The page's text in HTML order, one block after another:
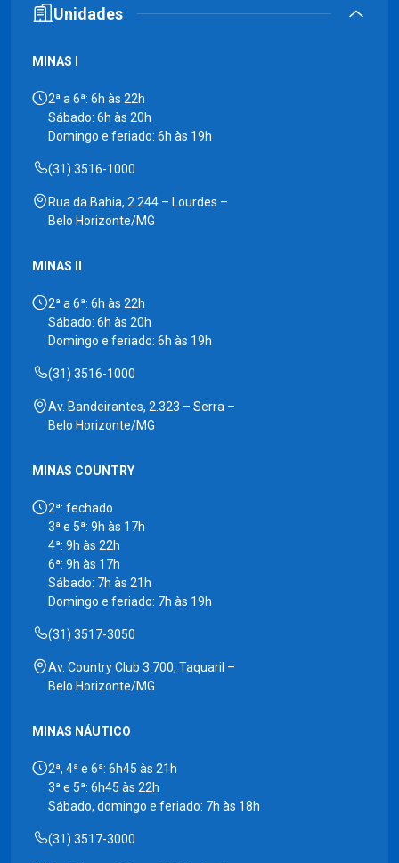
Unidades
MINAS I
2ª a 6ª: 6h às 22h
Sábado: 6h às 20h
Domingo e feriado: 6h às 19h
(31) 3516-1000
Rua da Bahia, 2.244 – Lourdes –
Belo Horizonte/MG
MINAS II
2ª a 6ª: 6h às 22h
Sábado: 6h às 20h
Domingo e feriado: 6h às 19h
(31) 3516-1000
Av. Bandeirantes, 2.323 – Serra –
Belo Horizonte/MG
MINAS COUNTRY
2ª: fechado
3ª e 5ª: 9h às 17h
4ª: 9h às 22h
6ª: 9h às 17h
Sábado: 7h às 21h
Domingo e feriado: 7h às 19h
(31) 3517-3050
Av. Country Club 3.700, Taquaril –
Belo Horizonte/MG
MINAS NÁUTICO
2ª, 4ª e 6ª: 6h45 às 21h
3ª e 5ª: 6h45 às 22h
Sábado, domingo e feriado: 7h às 18h
(31) 3517-3000